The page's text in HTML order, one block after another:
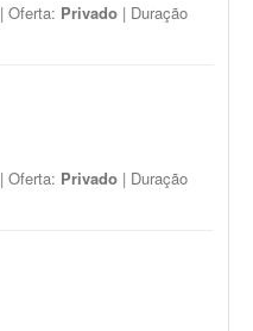
| Oferta: Privado | Duração
| Oferta: Privado | Duração